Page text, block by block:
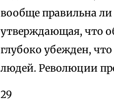
вообще правильна ли
утверждающая, что
глубоко убежден,
людей. Революции
29